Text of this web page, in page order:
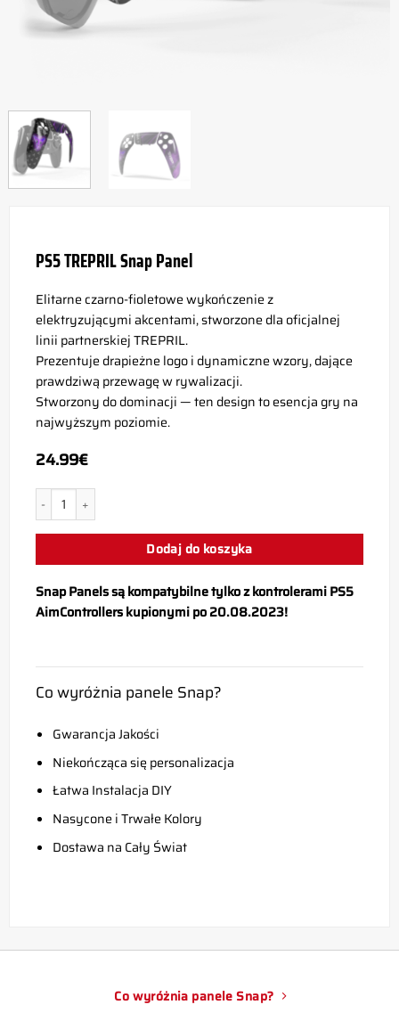
PS5 TREPRIL Snap Panel
Elitarne czarno-fioletowe wykończenie z
elektryzującymi akcentami, stworzone dla oficjalnej
linii partnerskiej TREPRIL.
Prezentuje drapieżne logo i dynamiczne wzory, dające
prawdziwą przewagę w rywalizacji.
Stworzony do dominacji — ten design to esencja gry na
najwyższym poziomie.
24.99€
ilość PS5 TREPRIL Snap Panel
Dodaj do koszyka
Snap Panels są kompatybilne tylko z kontrolerami PS5
AimControllers kupionymi po 20.08.2023!
Co wyróżnia panele Snap?
Gwarancja Jakości
Niekończąca się personalizacja
Łatwa Instalacja DIY
Nasycone i Trwałe Kolory
Dostawa na Cały Świat
Co wyróżnia panele Snap?